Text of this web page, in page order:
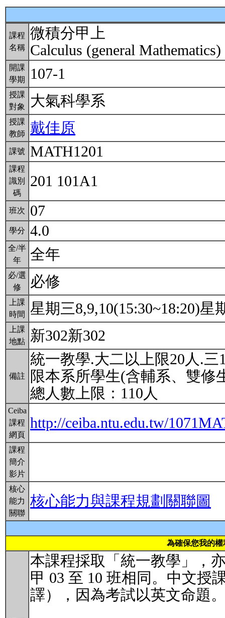
課程
名稱
微積分甲上
Calculus (general
開課
學期
107-1
授課
對象
大氣科學系
授課
教師
戴佳原
課號 MATH1201
課程
識別
碼
201 101A1
班次 07
學分 4.0
全/半
年
全年
必/選
修
必修
上課
時間
星期三8,9,10(15:30~18:20)星
上課
地點
新302新302
備註
統一教學.大二以上限20人.三
限本系所學生(含輔系、雙修
總人數上限：110人
Ceiba
課程
網頁
http://ceiba.ntu.edu.tw/
課程
簡介
影片
核心
能力
關聯
核心能力與課程規劃關聯圖
為確保您我的
本課程採取「統一教學」，
甲 03 至 10 班相同。中文授
譯），因為考試以英文命題